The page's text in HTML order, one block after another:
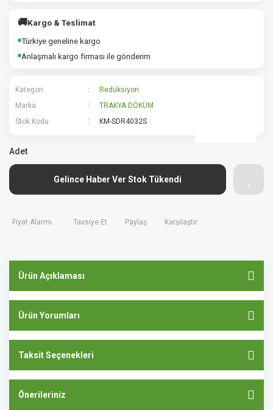
🚚Kargo & Teslimat
Türkiye geneline kargo
Anlaşmalı kargo firması ile gönderim
Kategori
Redüksiyon
Marka
TRAKYA DÖKÜM
Stok Kodu
KM-SDR4032S
Adet
Gelince Haber Ver Stok Tükendi
Fiyat Alarmı Tavsiye Et Paylaş Karşılaştır
Ürün Açıklaması
Ürün Yorumları
Taksit Seçenekleri
Önerileriniz